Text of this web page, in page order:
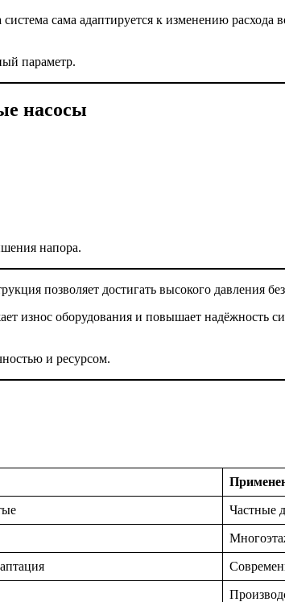
сама адаптируется к изменению расхода
параметр.
насосы
напора.
позволяет достигать высокого давления
износ оборудования и повышает надёжность
и ресурсом.
Частные